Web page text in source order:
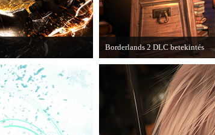
videojátékok.
Borderlands 2 DLC betekintés
2013. januárjában érkezik a a
játékhoz.